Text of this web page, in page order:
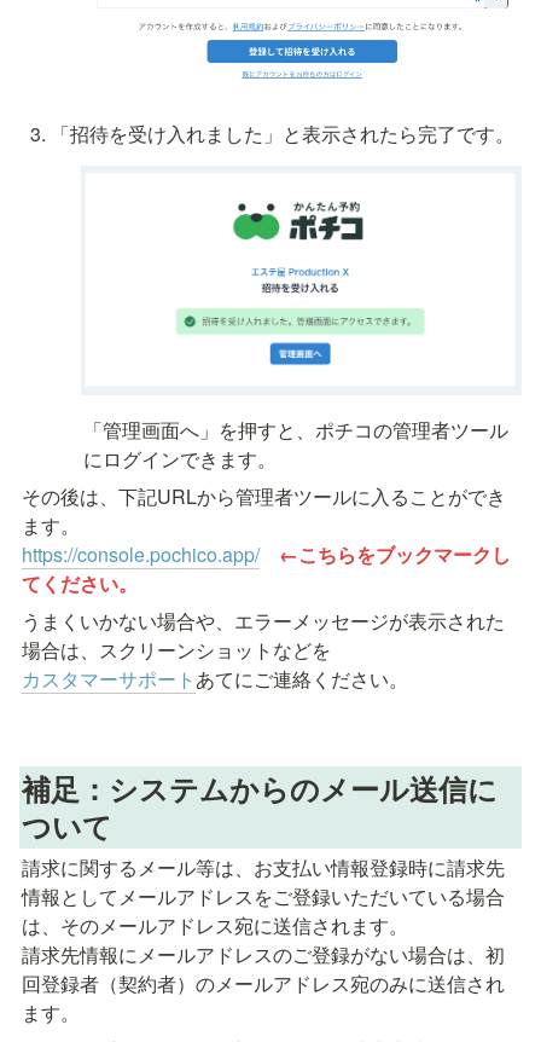
「招待を受け入れました」と表示されたら完了です。
「管理画面へ」を押すと、ポチコの管理者ツール
にログインできます。
その後は、下記URLから管理者ツールに入ることができ
https://console.pochico.app/
←こちらをブックマークし
てください。
うまくいかない場合や、エラーメッセージが表示された
カスタマーサポート あてにご連絡ください。
補足：システムからのメール送信に
ついて
請求に関するメール等は、お支払い情報登録時に請求先
情報としてメールアドレスをご登録いただいている場合
は、そのメールアドレス宛に送信されます。
請求先情報にメールアドレスのご登録がない場合は、初
回登録者（契約者）のメールアドレス宛のみに送信され
ます。